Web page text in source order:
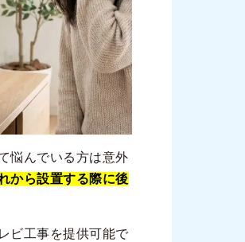
悩んでいる方は意外
から設置する際に後
ビ工事を提供可能で